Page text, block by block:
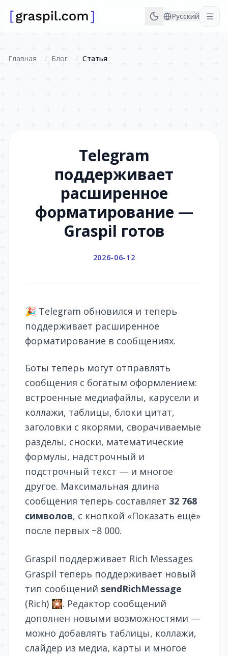
Русский ☰
Главная / Блог / Статья
Telegram
поддерживает
расширенное
форматирование —
Graspil готов
2026-06-12
🎉 Telegram обновился и теперь
поддерживает расширенное
форматирование в сообщениях.
Боты теперь могут отправлять
сообщения с богатым оформлением:
встроенные медиафайлы, карусели и
коллажи, таблицы, блоки цитат,
заголовки с якорями, сворачиваемые
разделы, сноски, математические
формулы, надстрочный и
подстрочный текст — и многое
другое. Максимальная длина
сообщения теперь составляет 32 768
символов, с кнопкой «Показать ещё»
после первых ~8 000.
Graspil поддерживает Rich Messages
Graspil теперь поддерживает новый
тип сообщений sendRichMessage
(Rich) 🎇. Редактор сообщений
дополнен новыми возможностями —
можно добавлять таблицы, коллажи,
слайдер из медиа, карты и многое